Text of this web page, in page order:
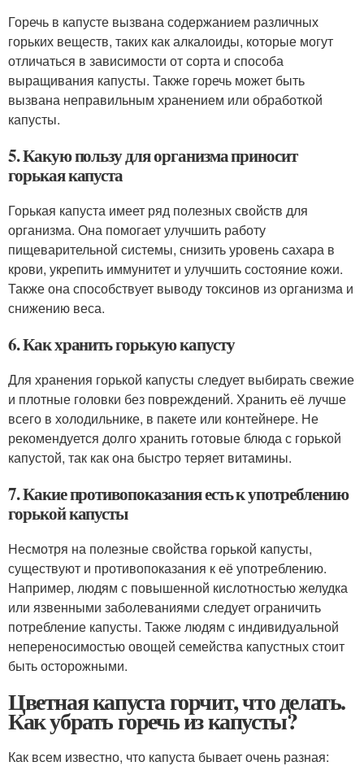
Горечь в капусте вызвана содержанием различных
горьких веществ, таких как алкалоиды, которые могут
отличаться в зависимости от сорта и способа
выращивания капусты. Также горечь может быть
вызвана неправильным хранением или обработкой
капусты.
5. Какую пользу для организма приносит
горькая капуста
Горькая капуста имеет ряд полезных свойств для
организма. Она помогает улучшить работу
пищеварительной системы, снизить уровень сахара в
крови, укрепить иммунитет и улучшить состояние кожи.
Также она способствует выводу токсинов из организма и
снижению веса.
6. Как хранить горькую капусту
Для хранения горькой капусты следует выбирать свежие
и плотные головки без повреждений. Хранить её лучше
всего в холодильнике, в пакете или контейнере. Не
рекомендуется долго хранить готовые блюда с горькой
капустой, так как она быстро теряет витамины.
7. Какие противопоказания есть к употреблению
горькой капусты
Несмотря на полезные свойства горькой капусты,
существуют и противопоказания к её употреблению.
Например, людям с повышенной кислотностью желудка
или язвенными заболеваниями следует ограничить
потребление капусты. Также людям с индивидуальной
непереносимостью овощей семейства капустных стоит
быть осторожными.
Цветная капуста горчит, что делать.
Как убрать горечь из капусты?
Как всем известно, что капуста бывает очень разная: